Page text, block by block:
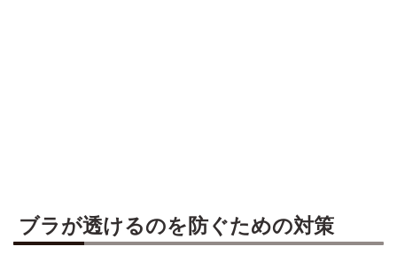
ブラが透けるのを防ぐための対策